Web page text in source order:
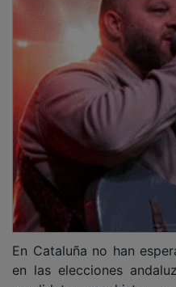
en las elecciones
candidata sanchista,